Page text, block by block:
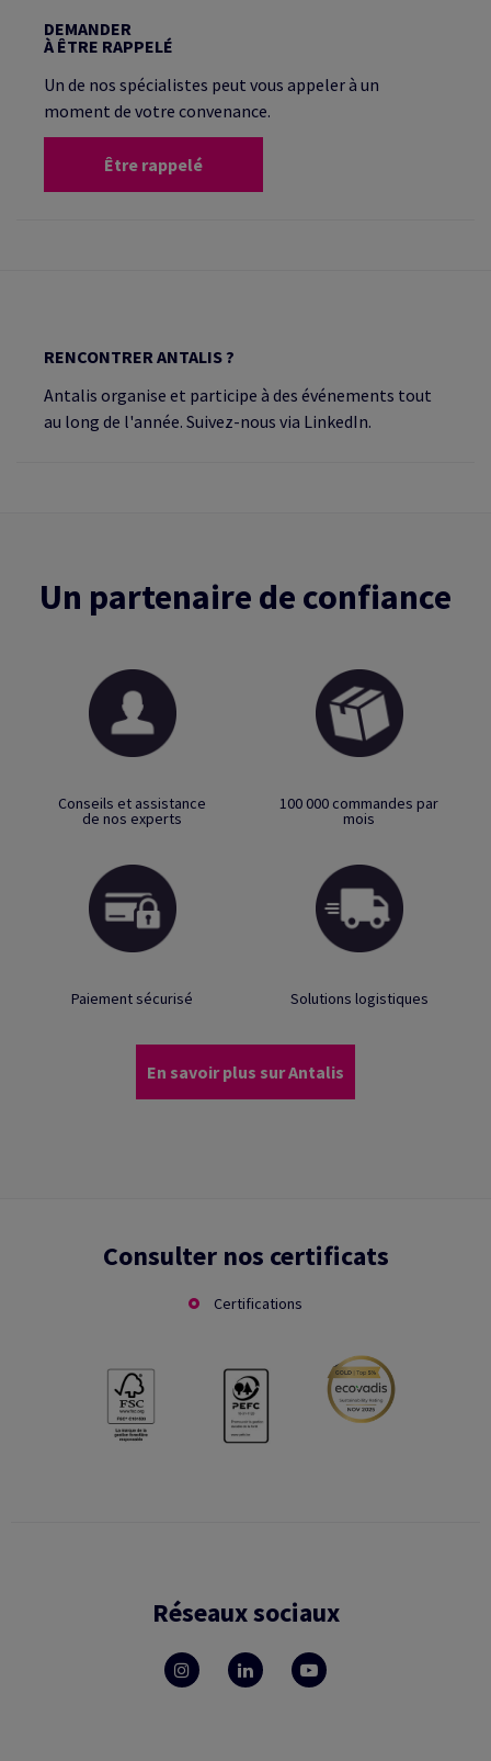
DEMANDER
À ÊTRE RAPPELÉ
Un de nos spécialistes peut vous appeler à un
moment de votre convenance.
Être rappelé
RENCONTRER ANTALIS ?
Antalis organise et participe à des événements tout
au long de l'année. Suivez-nous via LinkedIn.
Un partenaire de confiance
Conseils et assistance
de nos experts
100 000 commandes par
mois
Paiement sécurisé Solutions logistiques
En savoir plus sur Antalis
Consulter nos certificats
Certifications
Réseaux sociaux